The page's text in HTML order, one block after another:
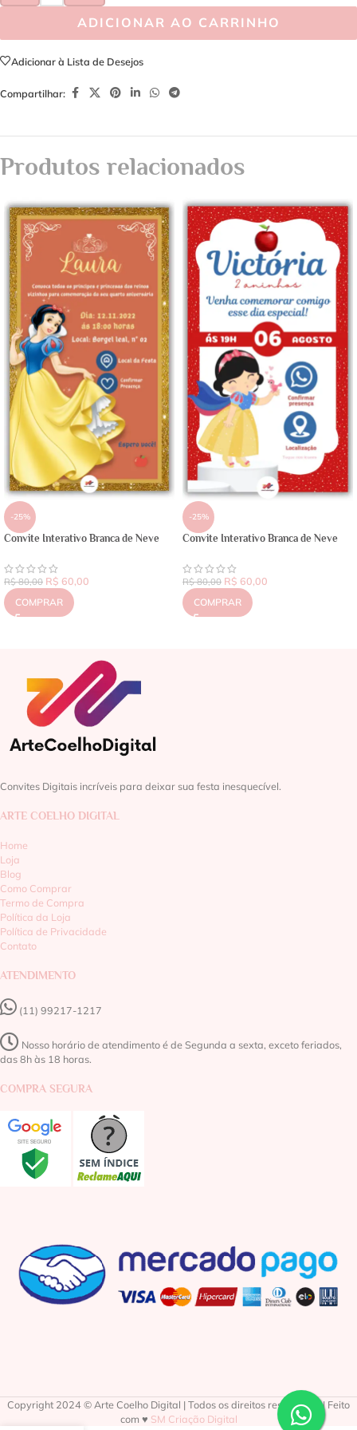
ADICIONAR AO CARRINHO
Adicionar à Lista de Desejos
Compartilhar:
Produtos relacionados
-25%
Convite Interativo Branca de Neve
R$80,00 R$ 60,00
COMPRAR
-25%
Convite Interativo Branca de Neve
R$80,00 R$ 60,00
COMPRAR
Convites Digitais incríveis para deixar sua festa inesquecível.
ARTE COELHO DIGITAL
Home
Loja
Blog
Como Comprar
Termo de Compra
Política da Loja
Política de Privacidade
Contato
ATENDIMENTO
(11) 99217-1217‬
Nosso horário de atendimento é de Segunda a sexta, exceto feriados,
das 8h às 18 horas.
COMPRA SEGURA
Copyright 2024 © Arte Coelho Digital | Todos os direitos reservados | Feito
com ♥ SM Criação Digital